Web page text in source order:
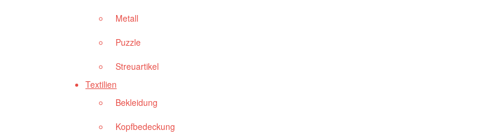
Metall
Puzzle
Streuartikel
Textilien
Bekleidung
Kopfbedeckung